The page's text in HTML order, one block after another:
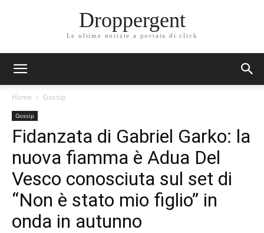
Droppergent
Le ultime notizie a portata di click
Home Gossip
Gossip
Fidanzata di Gabriel Garko: la
nuova fiamma è Adua Del
Vesco conosciuta sul set di
“Non è stato mio figlio” in
onda in autunno